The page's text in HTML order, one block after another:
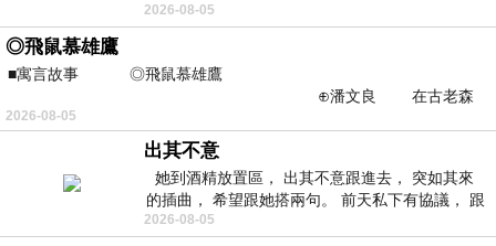
勝一
2026-08-05
◎飛鼠慕雄鷹
■寓言故事 ◎飛鼠慕雄鷹
⊕潘文良 在古老森
林的底層，住著一隻小飛鼠
2026-08-05
出其不意
她到酒精放置區， 出其不意跟進去， 突如其來
的插曲， 希望跟她搭兩句。 前天私下有協議， 跟
著阿弟丟拉基
2026-08-05